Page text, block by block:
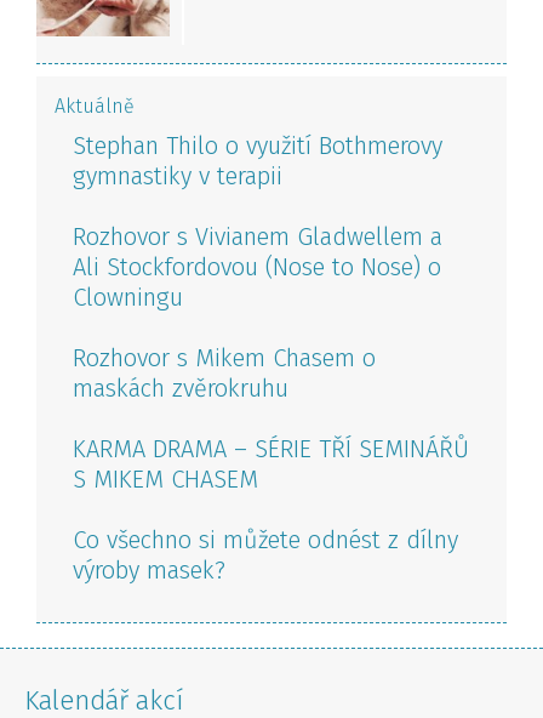
Aktuálně
Stephan Thilo o využití Bothmerovy
gymnastiky v terapii
Rozhovor s Vivianem Gladwellem a
Ali Stockfordovou (Nose to Nose) o
Clowningu
Rozhovor s Mikem Chasem o
maskách zvěrokruhu
KARMA DRAMA – SÉRIE TŘÍ SEMINÁŘŮ
S MIKEM CHASEM
Co všechno si můžete odnést z dílny
výroby masek?
Kalendář akcí